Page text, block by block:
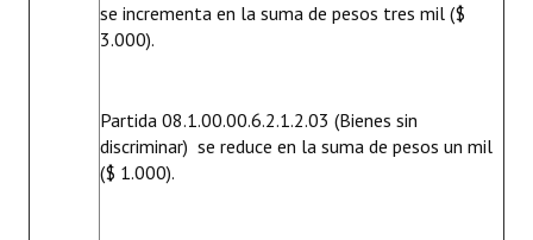
se incrementa en la suma de pesos tres mil ($
3.000).
Partida 08.1.00.00.6.2.1.2.03 (Bienes sin
discriminar)  se reduce en la suma de pesos un mil
($ 1.000).